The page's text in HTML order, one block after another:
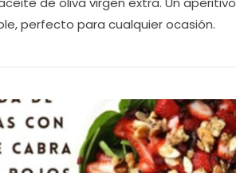
perfecto para cualquier ocasión.